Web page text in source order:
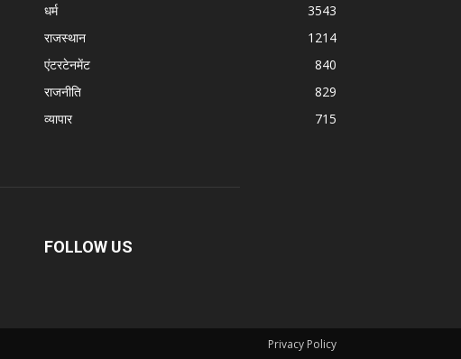
धर्म
3543
राजस्थान
1214
एंटरटेनमेंट
840
राजनीति
829
व्यापार
715
FOLLOW US
Privacy Policy